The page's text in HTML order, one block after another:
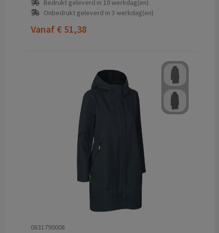
Bedrukt geleverd in 10 werkdag(en)
Onbedrukt geleverd in 3 werkdag(en)
Vanaf € 51,38
0831790008